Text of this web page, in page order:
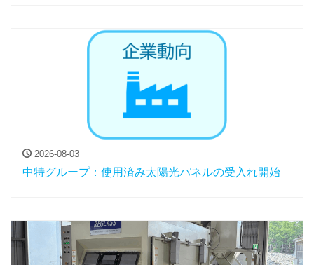
2026-08-03
中特グループ：使用済み太陽光パネルの受入れ開始